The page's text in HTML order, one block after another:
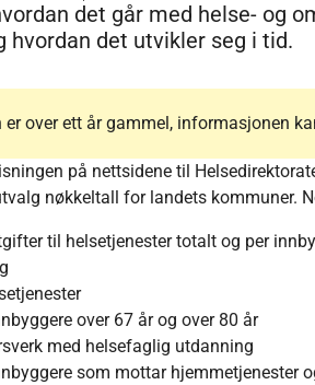
det går med helse- og
hvordan det utvikler seg i tid.
er over ett år gammel, informasjonen
på nettsidene til
nøkkeltall for landets kommuner.
til helsetjenester totalt og per
over 67 år og over 80 år
med helsefaglig utdanning
som mottar hjemmetjenester